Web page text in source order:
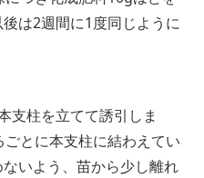
は2週間に1度同じように
支柱を立てて誘引しま
とに本支柱に結わえてい
いよう、苗から少し離れ